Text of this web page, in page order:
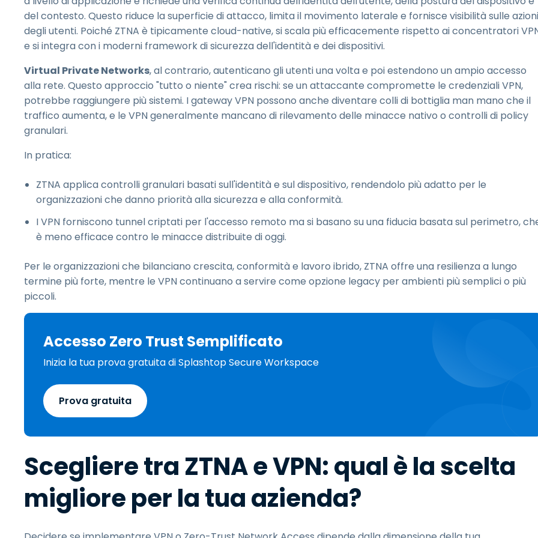
del contesto. Questo riduce la superficie di attacco, limita il movimento laterale e fornisce visibilità sulle azioni
degli utenti. Poiché ZTNA è tipicamente cloud-native, si scala più efficacemente rispetto ai concentratori
e si integra con i moderni framework di sicurezza dell'identità e dei dispositivi.
Virtual Private Networks, al contrario, autenticano gli utenti una volta e poi estendono un ampio accesso
alla rete. Questo approccio "tutto o niente" crea rischi: se un attaccante compromette le credenziali VPN,
potrebbe raggiungere più sistemi. I gateway VPN possono anche diventare colli di bottiglia man mano che il
traffico aumenta, e le VPN generalmente mancano di rilevamento delle minacce nativo o controlli di policy
granulari.
In pratica:
ZTNA applica controlli granulari basati sull'identità e sul dispositivo, rendendolo più adatto per le
organizzazioni che danno priorità alla sicurezza e alla conformità.
I VPN forniscono tunnel criptati per l'accesso remoto ma si basano su una fiducia basata sul perimetro,
è meno efficace contro le minacce distribuite di oggi.
Per le organizzazioni che bilanciano crescita, conformità e lavoro ibrido, ZTNA offre una resilienza a lungo
termine più forte, mentre le VPN continuano a servire come opzione legacy per ambienti più semplici o più
piccoli.
Accesso Zero Trust Semplificato
Inizia la tua prova gratuita di Splashtop Secure Workspace
Prova gratuita
Scegliere tra ZTNA e VPN: qual è la scelta
migliore per la tua azienda?